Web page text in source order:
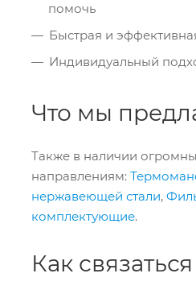
помочь
Быстрая и
Индивидуальный
Что мы
Также в наличии
направлениям:
нержавеющей стали,
комплектующие.
Как